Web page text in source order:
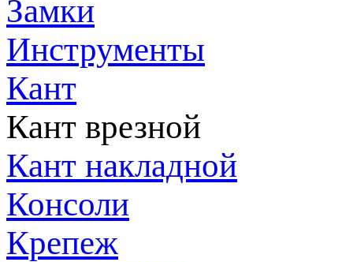
Замки
Инструменты
Кант
Кант врезной
Кант накладной
Консоли
Крепеж